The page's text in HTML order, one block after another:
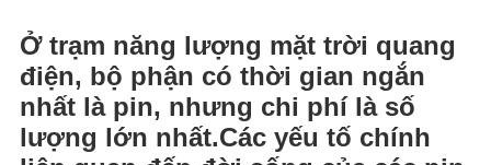
Ở trạm năng lượng mặt trời quang
điện, bộ phận có thời gian ngắn
nhất là pin, nhưng chi phí là số
lượng lớn nhất.Các yếu tố chính